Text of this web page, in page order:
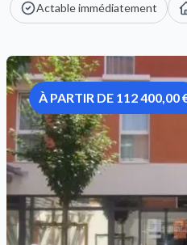
Actable immédiatement
À PARTIR DE 112 400,00